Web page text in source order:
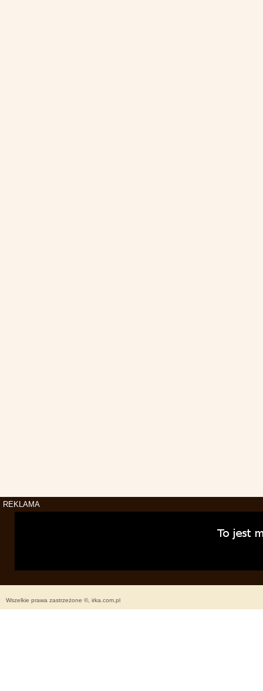
REKLAMA
Wszelkie prawa zastrzeżone ©, irka.com.pl